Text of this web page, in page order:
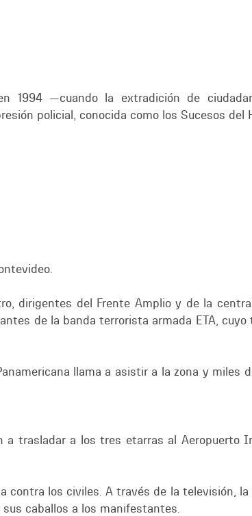
1994 —cuando la extradición de
policial, conocida como los Sucesos del
dirigentes del Frente Amplio y de la
de la banda terrorista armada ETA,
llama a asistir a la zona y
a trasladar a los tres etarras al Aeropuerto
contra los civiles. A través de la televisión,
caballos a los manifestantes.